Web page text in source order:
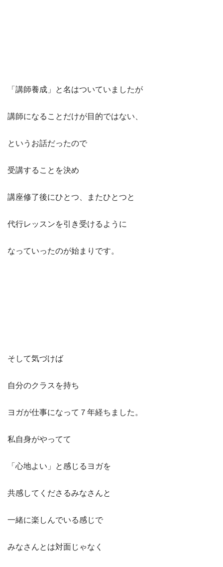
「講師養成」と名はついていましたが
講師になることだけが目的ではない、
というお話だったので
受講することを決め
講座修了後にひとつ、またひとつと
代行レッスンを引き受けるように
なっていったのが始まりです。
そして気づけば
自分のクラスを持ち
ヨガが仕事になって７年経ちました。
私自身がやってて
「心地よい」と感じるヨガを
共感してくださるみなさんと
一緒に楽しんでいる感じで
みなさんとは対面じゃなく